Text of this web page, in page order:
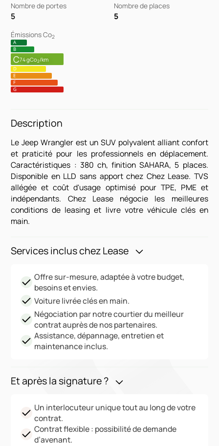
Nombre de portes
5
Nombre de places
5
Émissions Co2
A
B
C74 gCo2/km
D
E
F
G
Description
Le Jeep Wrangler est un SUV polyvalent alliant confort
et praticité pour les professionnels en déplacement.
Caractéristiques : 380 ch, finition SAHARA, 5 places.
Disponible en LLD sans apport chez Chez Lease. TVS
allégée et coût d'usage optimisé pour TPE, PME et
indépendants. Chez Lease négocie les meilleures
conditions de leasing et livre votre véhicule clés en
main.
Services inclus chez Lease
Offre sur-mesure, adaptée à votre budget,
besoins et envies.
Voiture livrée clés en main.
Négociation par notre courtier du meilleur
contrat auprès de nos partenaires.
Assistance, dépannage, entretien et
maintenance inclus.
Et après la signature ?
Un interlocuteur unique tout au long de votre
contrat.
Contrat flexible : possibilité de demande
d’avenant.